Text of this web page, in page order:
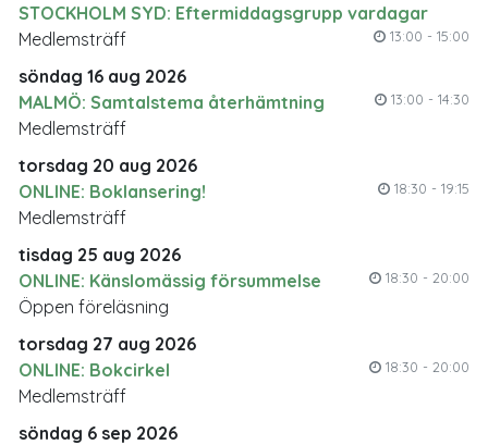
STOCKHOLM SYD: Eftermiddagsgrupp vardagar
13:00 - 15:00
Medlemsträff
söndag 16 aug 2026
MALMÖ: Samtalstema återhämtning
13:00 - 14:30
Medlemsträff
torsdag 20 aug 2026
ONLINE: Boklansering!
18:30 - 19:15
Medlemsträff
tisdag 25 aug 2026
ONLINE: Känslomässig försummelse
18:30 - 20:00
Öppen föreläsning
torsdag 27 aug 2026
ONLINE: Bokcirkel
18:30 - 20:00
Medlemsträff
söndag 6 sep 2026